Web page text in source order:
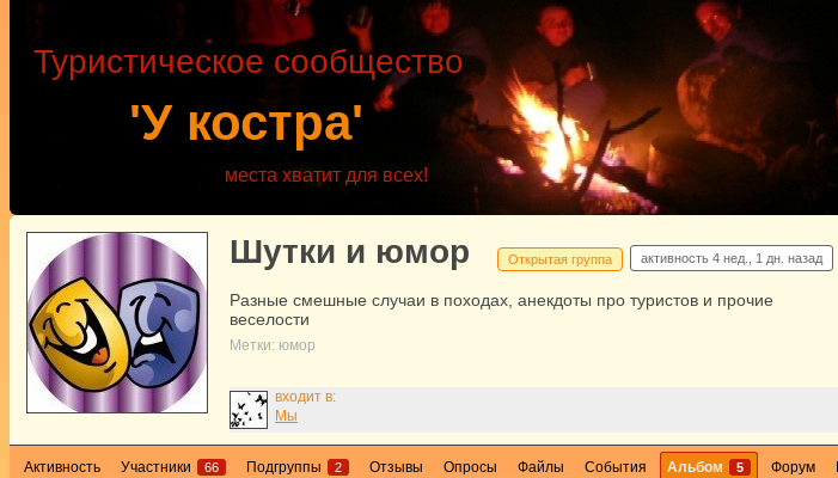
'У костра'
Туристическое сообщество
места хватит для всех!
Шутки и юмор Открытая группа активность 4 нед., 1 дн. назад
Разные смешные случаи в походах, анекдоты про туристов и прочие
веселости
Метки: юмор
входит в:
Мы
Активность Участники 66 Подгруппы 2 Отзывы Опросы Файлы События Альбом 5 Форум